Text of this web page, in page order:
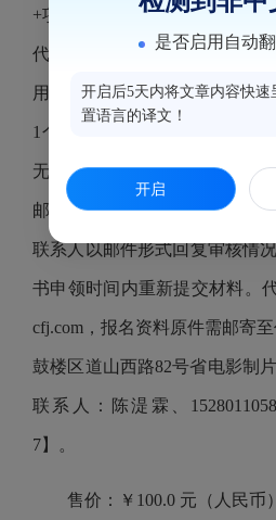
+项目编号+公司名称；邮件内
代表人或授权代表人姓名及联
用A4纸幅面，将报名材料加盖
1个PDF格式文件，文件名称
无效。报名材料审核通过后，
邮箱发送询价通知书电子版；
联系人以邮件形式回复审核情
书申领时间内重新提交材料。
cfj.com，报名资料原件需邮寄
鼓楼区道山西路82号省电影制
联系人：陈湜霖、
7】。
售价：￥100.0 元（人民币）
是否启用自动
开启后5天内将文章内容快速
置语言的译文！
开启